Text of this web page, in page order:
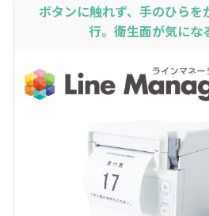
ボタンに触れず、手のひらを
行。衛生面が気にな